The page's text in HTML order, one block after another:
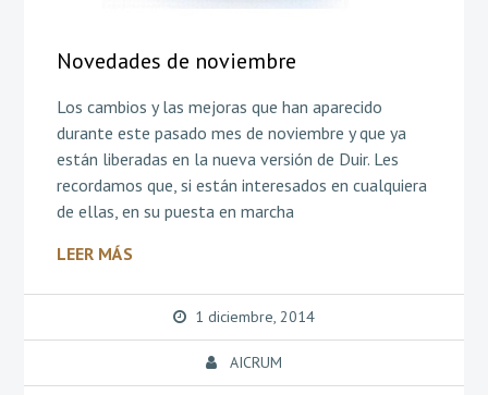
Novedades de noviembre
Los cambios y las mejoras que han aparecido
durante este pasado mes de noviembre y que ya
están liberadas en la nueva versión de Duir. Les
recordamos que, si están interesados en cualquiera
de ellas, en su puesta en marcha
LEER MÁS
1 diciembre, 2014
AICRUM